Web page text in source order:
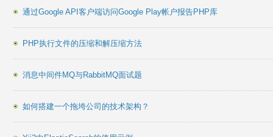
通过Google API客户端访问Google Play帐户报告PHP库
PHP执行文件的压缩和解压缩方法
消息中间件MQ与RabbitMQ面试题
如何搭建一个拖垮公司的技术架构？